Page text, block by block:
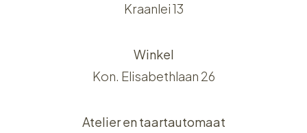
Kraanlei 13
Winkel
Kon. Elisabethlaan 26
Atelier en taartautomaat